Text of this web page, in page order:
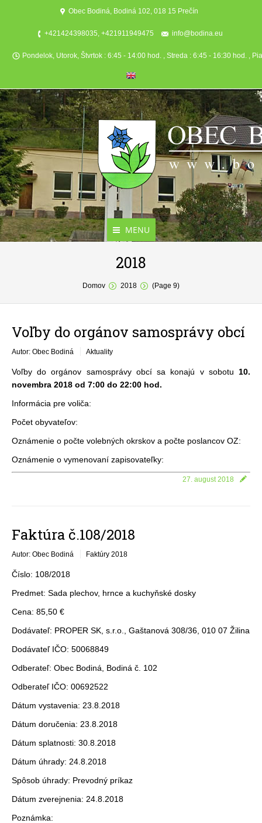
Obec Bodiná, Bodiná 102, 018 15 Prečín
+421424398035, +421911949475 info@bodina.eu
Pondelok, Utorok, Štvrtok : 6:45 - 14:00 hod. , Streda : 6:45 - 16:30 hod. ,
MENU
O obci
Povinné zverejňovanie
Fotogaléria
Kontakt
2018
Domov 2018 (Page 9)
Voľby do orgánov samosprávy obcí
Autor: Obec Bodiná Aktuality
Voľby do orgánov samosprávy obcí sa konajú v sobotu 10.
novembra 2018 od 7:00 do 22:00 hod.
Informácia pre voliča:
Počet obyvateľov:
Oznámenie o počte volebných okrskov a počte poslancov OZ:
Oznámenie o vymenovaní zapisovateľky:
27. august 2018
Faktúra č.108/2018
Autor: Obec Bodiná Faktúry 2018
Číslo: 108/2018
Predmet: Sada plechov, hrnce a kuchyňské dosky
Cena: 85,50 €
Dodávateľ: PROPER SK, s.r.o., Gaštanová 308/36, 010 07 Žilina
Dodávateľ IČO: 50068849
Odberateľ: Obec Bodiná, Bodiná č. 102
Odberateľ IČO: 00692522
Dátum vystavenia: 23.8.2018
Dátum doručenia: 23.8.2018
Dátum splatnosti: 30.8.2018
Dátum úhrady: 24.8.2018
Spôsob úhrady: Prevodný príkaz
Dátum zverejnenia: 24.8.2018
Poznámka: